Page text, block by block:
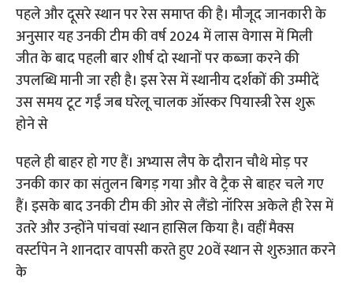
पहले और दूसरे स्थान पर रेस समाप्त की है। मौजूद जानकारी के
अनुसार यह उनकी टीम की वर्ष 2024 में लास वेगास में मिली
जीत के बाद पहली बार शीर्ष दो स्थानों पर कब्जा करने की
उपलब्धि मानी जा रही है। इस रेस में स्थानीय दर्शकों की उम्मीदें
उस समय टूट गईं जब घरेलू चालक ऑस्कर पियास्त्री रेस शुरू
होने से
पहले ही बाहर हो गए हैं। अभ्यास लैप के दौरान चौथे मोड़ पर
उनकी कार का संतुलन बिगड़ गया और वे ट्रैक से बाहर चले गए
हैं। इसके बाद उनकी टीम की ओर से लैंडो नॉरिस अकेले ही रेस में
उतरे और उन्होंने पांचवां स्थान हासिल किया है। वहीं मैक्स
वर्स्टापेन ने शानदार वापसी करते हुए 20वें स्थान से शुरुआत करने
के